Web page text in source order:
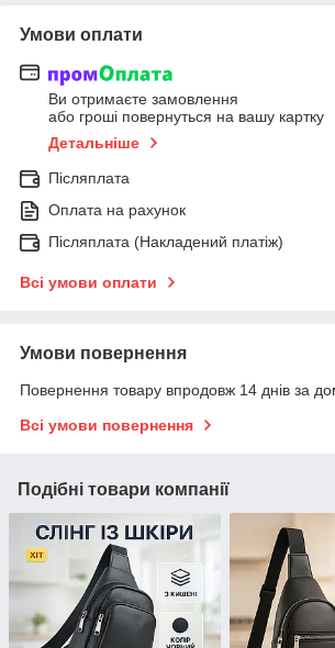
Умови оплати
Ви отримаєте замовлення
або гроші повернуться на вашу картку
Детальніше
Післяплата
Оплата на рахунок
Післяплата (Накладений платіж)
Всі умови оплати
Умови повернення
Повернення товару впродовж 14 днів за
Всі умови повернення
Подібні товари компанії